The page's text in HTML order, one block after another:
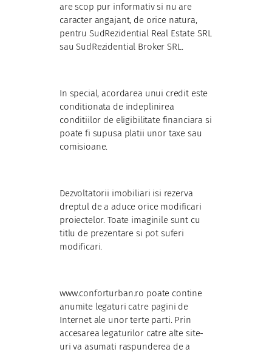
are scop pur informativ si nu are
caracter angajant, de orice natura,
pentru SudRezidential Real Estate SRL
sau SudRezidential Broker SRL.
In special, acordarea unui credit este
conditionata de indeplinirea
conditiilor de eligibilitate financiara si
poate fi supusa platii unor taxe sau
comisioane.
Dezvoltatorii imobiliari isi rezerva
dreptul de a aduce orice modificari
proiectelor. Toate imaginile sunt cu
titlu de prezentare si pot suferi
modificari.
www.conforturban.ro poate contine
anumite legaturi catre pagini de
Internet ale unor terte parti. Prin
accesarea legaturilor catre alte site-
uri va asumati raspunderea de a